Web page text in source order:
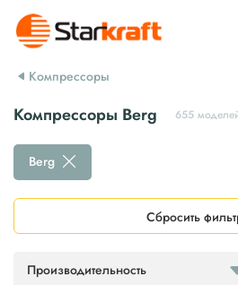
Компрессоры
Компрессоры Berg 655
Производительность
Berg
Сбросить